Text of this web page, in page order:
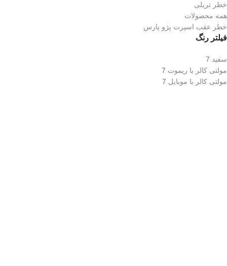
خطر تریلی
همه محصولات
خطر عقب اسپرت پژو پارس
فیلتر رنگ
سفید 7
مولتی کالر با ریموت 7
مولتی کالر با موبایل 7